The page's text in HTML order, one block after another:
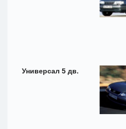
Универсал 5 дв.